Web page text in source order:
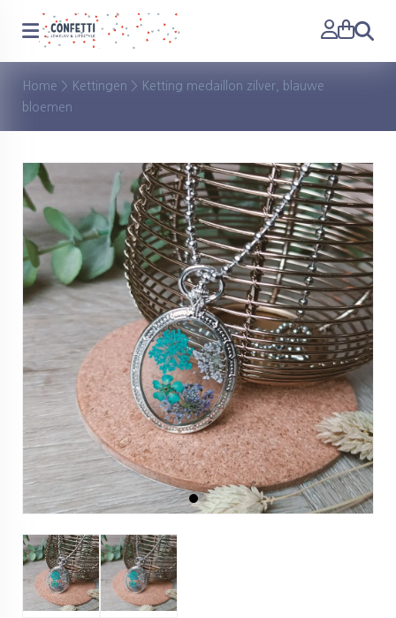
Zoeken
Home > Kettingen > Ketting medaillon zilver, blauwe
bloemen